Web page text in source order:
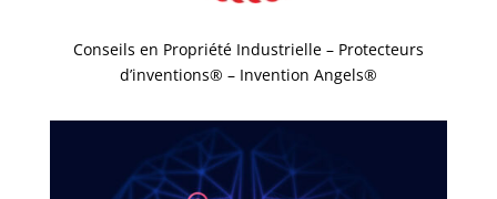
Conseils en Propriété Industrielle – Protecteurs
d’inventions® – Invention Angels®